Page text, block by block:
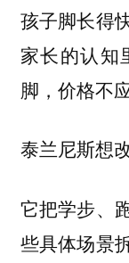
孩子脚长得
家长的认知
脚，价格不
泰兰尼斯想
它把学步、
些具体场景